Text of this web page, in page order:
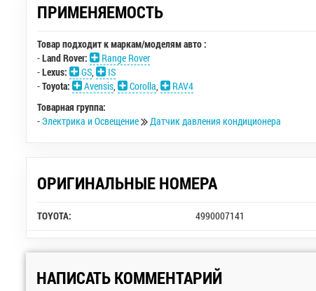
ПРИМЕНЯЕМОСТЬ
Товар подходит к маркам/моделям авто :
-Land Rover:
Range Rover
-Lexus: GS,
IS
-Toyota: Avensis, Corolla,
RAV4
Товарная группа:
- Электрика и Освещение Датчик давления кондиционера
ОРИГИНАЛЬНЫЕ НОМЕРА
TOYOTA: 4990007141
НАПИСАТЬ КОММЕНТАРИЙ